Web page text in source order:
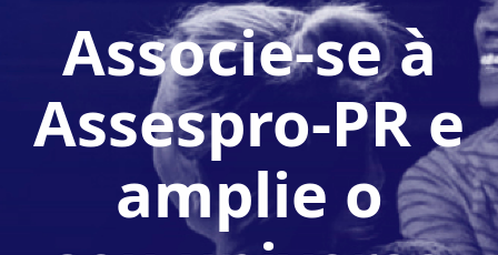
Associe-se à
Assespro-PR e
amplie o